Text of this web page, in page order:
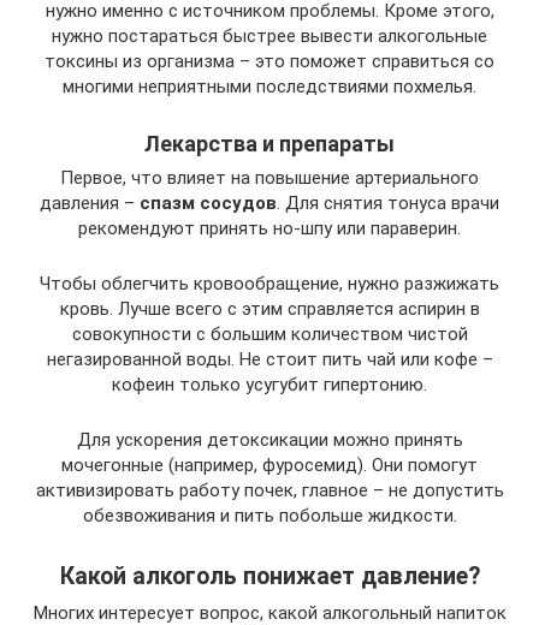
нужно именно с источником проблемы. Кроме этого,
нужно постараться быстрее вывести алкогольные
токсины из организма – это поможет справиться со
многими неприятными последствиями похмелья.
Лекарства и препараты
Первое, что влияет на повышение артериального
давления – спазм сосудов. Для снятия тонуса врачи
рекомендуют принять но-шпу или параверин.
Чтобы облегчить кровообращение, нужно разжижать
кровь. Лучше всего с этим справляется аспирин в
совокупности с большим количеством чистой
негазированной воды. Не стоит пить чай или кофе –
кофеин только усугубит гипертонию.
Для ускорения детоксикации можно принять
мочегонные (например, фуросемид). Они помогут
активизировать работу почек, главное – не допустить
обезвоживания и пить побольше жидкости.
Какой алкоголь понижает давление?
Многих интересует вопрос, какой алкогольный напиток